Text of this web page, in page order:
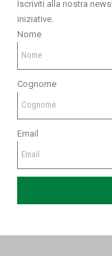
Iscriviti alla nostra
iniziative.
Nome
Cognome
Email